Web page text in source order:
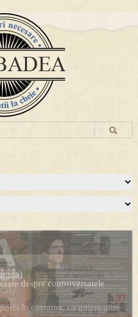
în costume, cu gulere albe
despre controversatele